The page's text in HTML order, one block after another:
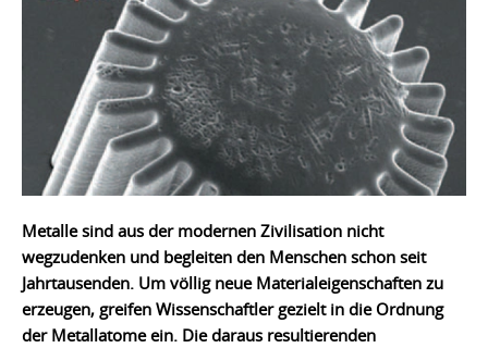
Metalle sind aus der modernen Zivilisation nicht
wegzudenken und begleiten den Menschen schon seit
Jahrtausenden. Um völlig neue Materialeigenschaften zu
erzeugen, greifen Wissenschaftler gezielt in die Ordnung
der Metallatome ein. Die daraus resultierenden